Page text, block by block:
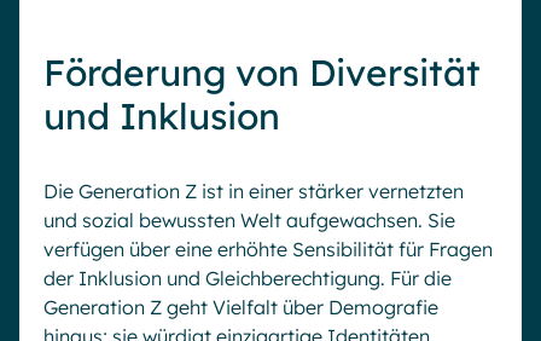
Förderung von Diversität
und Inklusion
Die Generation Z ist in einer stärker vernetzten
und sozial bewussten Welt aufgewachsen. Sie
verfügen über eine erhöhte Sensibilität für Fragen
der Inklusion und Gleichberechtigung. Für die
Generation Z geht Vielfalt über Demografie